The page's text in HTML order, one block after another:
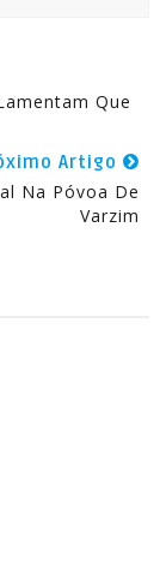
Que
Artigo
Na Póvoa De
Varzim